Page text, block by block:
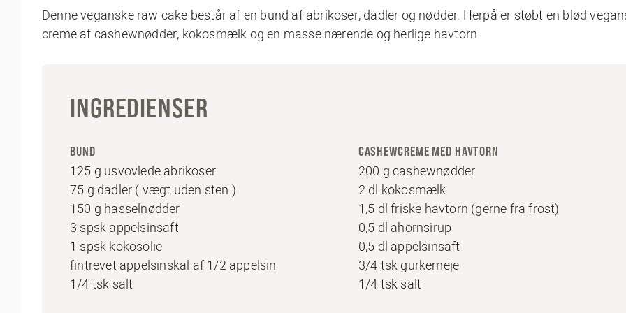
Denne veganske raw cake består af en bund af abrikoser, dadler og nødder. Herpå er støbt en blød
creme af cashewnødder, kokosmælk og en masse nærende og herlige havtorn.
INGREDIENSER
BUND
125 g usvovlede abrikoser
75 g dadler ( vægt uden sten )
150 g hasselnødder
3 spsk appelsinsaft
1 spsk kokosolie
fintrevet appelsinskal af 1/2 appelsin
1/4 tsk salt
CASHEWCREME MED HAVTORN
200 g cashewnødder
2 dl kokosmælk
1,5 dl friske havtorn (gerne fra frost)
0,5 dl ahornsirup
0,5 dl appelsinsaft
3/4 tsk gurkemeje
1/4 tsk salt